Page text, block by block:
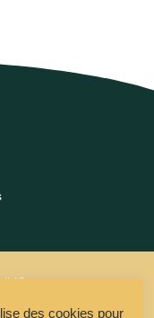
des cookies pour